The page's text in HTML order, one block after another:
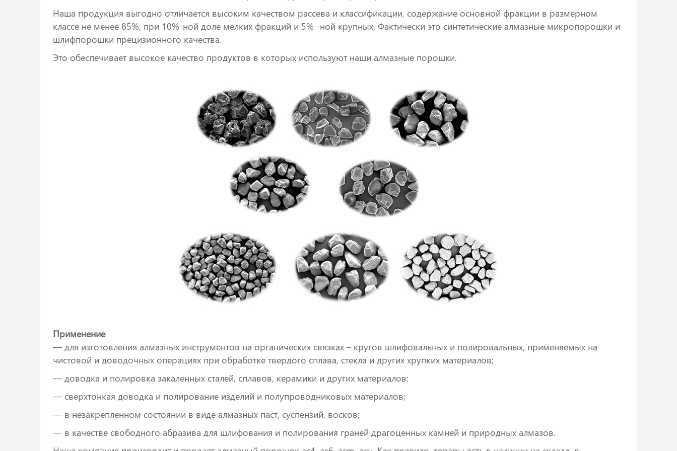
Наша продукция выгодно отличается высоким качеством рассева и классификации, содержание основной фракции в размерном
классе не менее 85%, при 10%-ной доле мелких фракций и 5% -ной крупных. Фактически это синтетические алмазные микропорошки и
шлифпорошки прецизионного качества.
Это обеспечивает высокое качество продуктов в которых используют наши алмазные порошки.
Применение
— для изготовления алмазных инструментов на органических связках – кругов шлифовальных и полировальных, применяемых на
чистовой и доводочных операциях при обработке твердого сплава, стекла и других хрупких материалов;
— доводка и полировка закаленных сталей, сплавов, керамики и других материалов;
— сверхтонкая доводка и полирование изделий и полупроводниковых материалов;
— в незакрепленном состоянии в виде алмазных паст, суспензий, восков;
— в качестве свободного абразива для шлифования и полирования граней драгоценных камней и природных алмазов.